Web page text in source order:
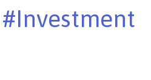
#Investment